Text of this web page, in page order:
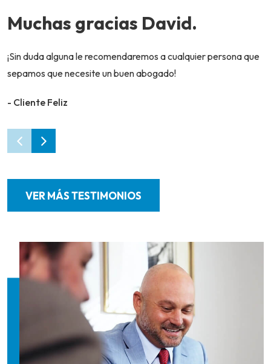
Muchas gracias David.
¡Sin duda alguna le recomendaremos a cualquier persona que
sepamos que necesite un buen abogado!
- Cliente Feliz
VER MÁS TESTIMONIOS